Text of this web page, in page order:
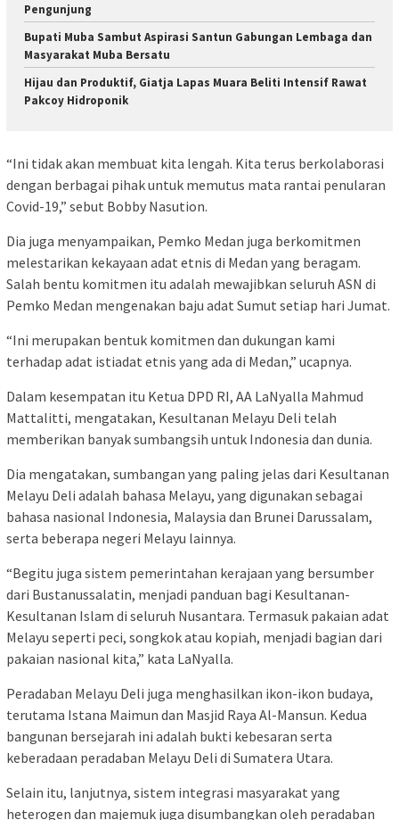
Pengunjung
Bupati Muba Sambut Aspirasi Santun Gabungan Lembaga dan
Masyarakat Muba Bersatu
Hijau dan Produktif, Giatja Lapas Muara Beliti Intensif Rawat
Pakcoy Hidroponik
“Ini tidak akan membuat kita lengah. Kita terus berkolaborasi
dengan berbagai pihak untuk memutus mata rantai penularan
Covid-19,” sebut Bobby Nasution.
Dia juga menyampaikan, Pemko Medan juga berkomitmen
melestarikan kekayaan adat etnis di Medan yang beragam.
Salah bentu komitmen itu adalah mewajibkan seluruh ASN di
Pemko Medan mengenakan baju adat Sumut setiap hari Jumat.
“Ini merupakan bentuk komitmen dan dukungan kami
terhadap adat istiadat etnis yang ada di Medan,” ucapnya.
Dalam kesempatan itu Ketua DPD RI, AA LaNyalla Mahmud
Mattalitti, mengatakan, Kesultanan Melayu Deli telah
memberikan banyak sumbangsih untuk Indonesia dan dunia.
Dia mengatakan, sumbangan yang paling jelas dari Kesultanan
Melayu Deli adalah bahasa Melayu, yang digunakan sebagai
bahasa nasional Indonesia, Malaysia dan Brunei Darussalam,
serta beberapa negeri Melayu lainnya.
“Begitu juga sistem pemerintahan kerajaan yang bersumber
dari Bustanussalatin, menjadi panduan bagi Kesultanan-
Kesultanan Islam di seluruh Nusantara. Termasuk pakaian adat
Melayu seperti peci, songkok atau kopiah, menjadi bagian dari
pakaian nasional kita,” kata LaNyalla.
Peradaban Melayu Deli juga menghasilkan ikon-ikon budaya,
terutama Istana Maimun dan Masjid Raya Al-Mansun. Kedua
bangunan bersejarah ini adalah bukti kebesaran serta
keberadaan peradaban Melayu Deli di Sumatera Utara.
Selain itu, lanjutnya, sistem integrasi masyarakat yang
heterogen dan majemuk juga disumbangkan oleh peradaban